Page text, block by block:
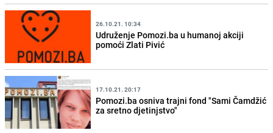
26.10.21. 10:34
Udruženje Pomozi.ba u humanoj akciji
pomoći Zlati Pivić
17.10.21. 20:17
Pomozi.ba osniva trajni fond "Sami Čamdžić
za sretno djetinjstvo"